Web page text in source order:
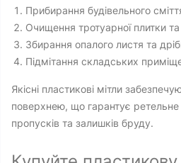
Прибирання будівельного
Очищення тротуарної плитки та
Збирання опалого листя та
Підмітання складських
Якісні пластикові мітли
поверхнею, що гарантує
пропусків та залишків бруду.